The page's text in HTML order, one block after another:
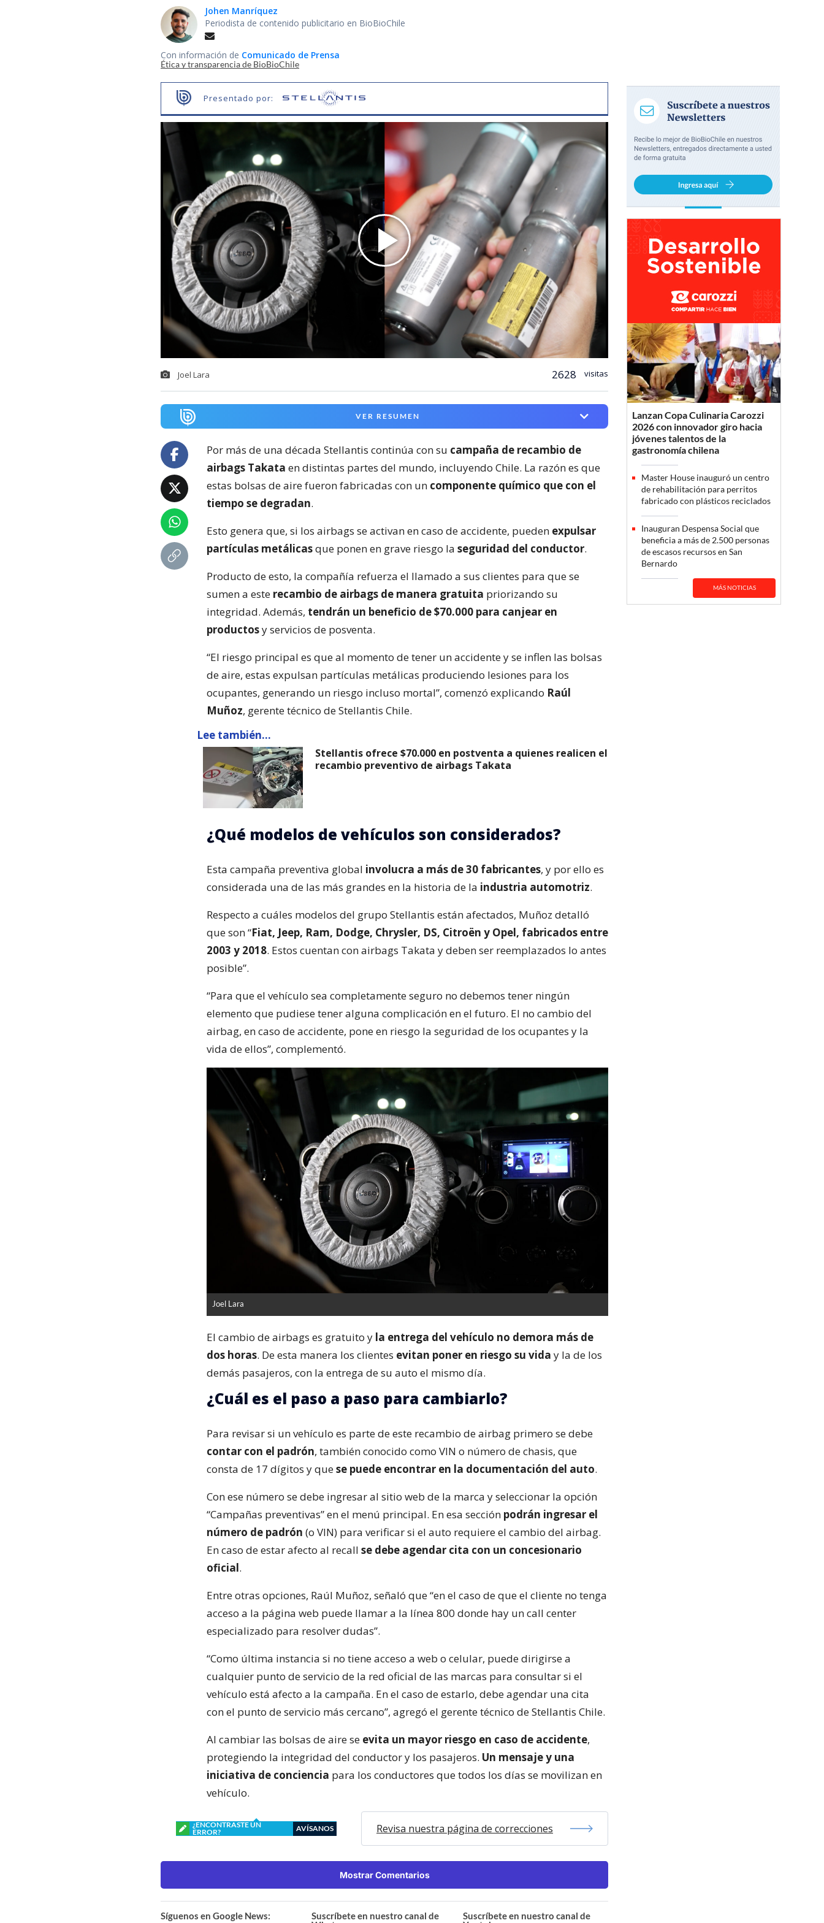
Johen Manríquez
Periodista de contenido publicitario en BioBioChile
Con información de Comunicado de Prensa
Ética y transparencia de BioBioChile
Presentado por:
Joel Lara 2628 visitas
VER RESUMEN
Por más de una década Stellantis continúa con su campaña de recambio de
airbags Takata en distintas partes del mundo, incluyendo Chile. La razón es que
estas bolsas de aire fueron fabricadas con un componente químico que con el
tiempo se degradan.
Esto genera que, si los airbags se activan en caso de accidente, pueden expulsar
partículas metálicasque ponen en grave riesgo la seguridad del conductor.
Producto de esto, la compañía refuerza el llamado a sus clientes para que se
sumen a este recambio de airbags de manera gratuita priorizando su
integridad. Además, tendrán un beneficio de $70.000 para canjear en
productosy servicios de posventa.
“El riesgo principal es que al momento de tener un accidente y se inflen las bolsas
de aire, estas expulsan partículas metálicas produciendo lesiones para los
ocupantes, generando un riesgo incluso mortal”, comenzó explicando Raúl
Muñoz, gerente técnico de Stellantis Chile.
Lee también...
Stellantis ofrece $70.000 en postventa a quienes realicen el
recambio preventivo de airbags Takata
¿Qué modelos de vehículos son considerados?
Esta campaña preventiva global involucra a más de 30 fabricantes, y por ello es
considerada una de las más grandes en la historia de la industria automotriz.
Respecto a cuáles modelos del grupo Stellantis están afectados, Muñoz detalló
que son “Fiat, Jeep, Ram, Dodge, Chrysler, DS, Citroën y Opel, fabricados entre
2003 y 2018. Estos cuentan con airbags Takata y deben ser reemplazados lo antes
posible”.
“Para que el vehículo sea completamente seguro no debemos tener ningún
elemento que pudiese tener alguna complicación en el futuro. El no cambio del
airbag, en caso de accidente, pone en riesgo la seguridad de los ocupantes y la
vida de ellos”, complementó.
Joel Lara
El cambio de airbags es gratuito y la entrega del vehículo no demora más de
dos horas. De esta manera los clientes evitan poner en riesgo su vida y la de los
demás pasajeros, con la entrega de su auto el mismo día.
¿Cuál es el paso a paso para cambiarlo?
Para revisar si un vehículo es parte de este recambio de airbag primero se debe
contar con el padrón, también conocido como VIN o número de chasis, que
consta de 17 dígitos y quese puede encontrar en la documentación del auto.
Con ese número se debe ingresar al sitio web de la marca y seleccionar la opción
“Campañas preventivas” en el menú principal. En esa sección podrán ingresar el
número de padrón (o VIN) para verificar si el auto requiere el cambio del airbag.
En caso de estar afecto al recall se debe agendar cita con un concesionario
oficial.
Entre otras opciones, Raúl Muñoz, señaló que “en el caso de que el cliente no tenga
acceso a la página web puede llamar a la línea 800 donde hay un call center
especializado para resolver dudas”.
“Como última instancia si no tiene acceso a web o celular, puede dirigirse a
cualquier punto de servicio de la red oficial de las marcas para consultar si el
vehículo está afecto a la campaña. En el caso de estarlo, debe agendar una cita
con el punto de servicio más cercano”, agregó el gerente técnico de Stellantis Chile.
Al cambiar las bolsas de aire se evita un mayor riesgo en caso de accidente,
protegiendo la integridad del conductor y los pasajeros. Un mensaje y una
iniciativa de conciencia para los conductores que todos los días se movilizan en
vehículo.
¿ENCONTRASTE UN
ERROR?
AVÍSANOS Revisa nuestra página de correcciones
Mostrar Comentarios
Síguenos en Google News:
Suscríbete en nuestro canal de
Suscríbete en nuestro canal de
Lanzan Copa Culinaria Carozzi
2026 con innovador giro hacia
jóvenes talentos de la
gastronomía chilena
Master House inauguró un centro
de rehabilitación para perritos
fabricado con plásticos reciclados
Inauguran Despensa Social que
beneficia a más de 2.500 personas
de escasos recursos en San
Bernardo
MÁS NOTICIAS